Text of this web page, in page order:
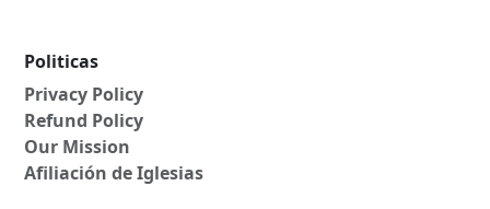
Politicas
Privacy Policy
Refund Policy
Our Mission
Afiliación de Iglesias